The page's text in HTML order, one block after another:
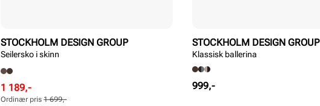
STOCKHOLM DESIGN GROUP
Seilersko i skinn
Rabattert
pris
1 189,-
Ordinær
pris
Ordinær pris 1 699,-
STOCKHOLM DESIGN GROUP
Klassisk ballerina
Pris
999,-